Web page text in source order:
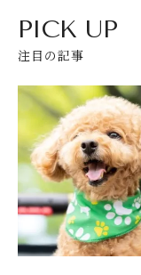
PICK UP
注目の記事